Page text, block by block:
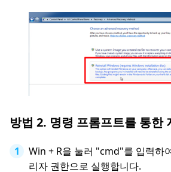
방법 2. 명령 프롬프트를 통한
Win + R을 눌러 "cmd"를 입력하
리자 권한으로 실행합니다.